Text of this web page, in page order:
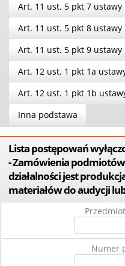
Art. 11 ust. 5 pkt 7 ustawy
Art. 11 ust. 5 pkt 8 ustawy
Art. 11 ust. 5 pkt 9 ustawy
Art. 12 ust. 1 pkt 1a
Art. 12 ust. 1 pkt 1b
Inna podstawa
Lista postępowań
- Zamówienia
działalności jest
materiałów do audycji
Numer